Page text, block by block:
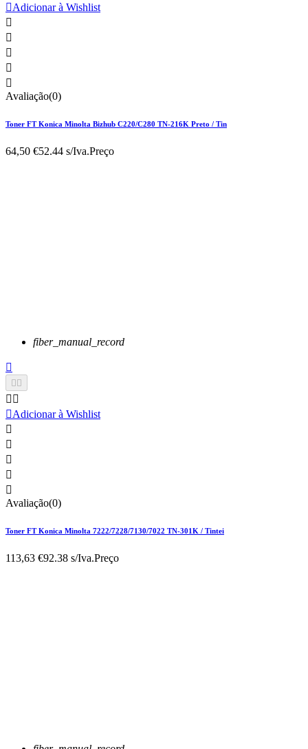
Adicionar à Wishlist





Avaliação(0)
Toner FT Konica Minolta Bizhub C220/C280 TN-216K Preto / Tin
64,50 €52.44 s/Iva.Preço
fiber_manual_record

 
 
Adicionar à Wishlist





Avaliação(0)
Toner FT Konica Minolta 7222/7228/7130/7022 TN-301K / Tintei
113,63 €92.38 s/Iva.Preço